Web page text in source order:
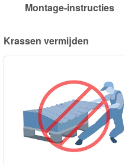
Montage-instructies
Krassen vermijden